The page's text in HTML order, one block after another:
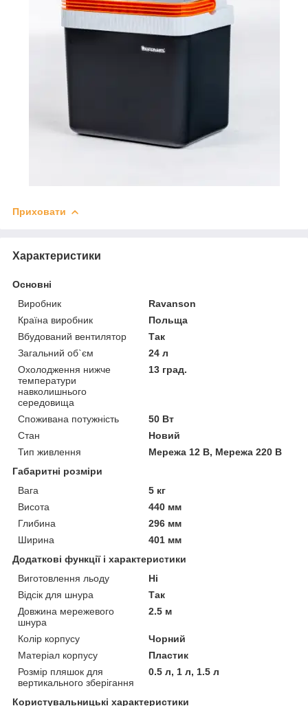
Приховати
Характеристики
Основні
Виробник
Ravanson
Країна виробник
Польща
Вбудований вентилятор
Так
Загальний об`єм
24 л
Охолодження нижче
температури
навколишнього
середовища
13 град.
Споживана потужність
50 Вт
Стан
Новий
Тип живлення
Мережа 12 В, Мережа 220 В
Габаритні розміри
Вага
5 кг
Висота
440 мм
Глибина
296 мм
Ширина
401 мм
Додаткові функції і характеристики
Виготовлення льоду
Ні
Відсік для шнура
Так
Довжина мережевого
шнура
2.5 м
Колір корпусу
Чорний
Матеріал корпусу
Пластик
Розмір пляшок для
вертикального зберігання
0.5 л, 1 л, 1.5 л
Користувальницькі характеристики